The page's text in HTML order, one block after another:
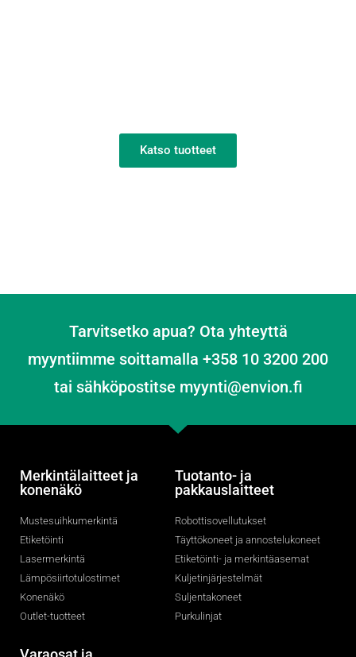
Katso tuotteet
Tarvitsetko apua? Ota yhteyttä
myyntiimme soittamalla +358 10 3200 200
tai sähköpostitse myynti@envion.fi
Merkintälaitteet ja
konenäkö
Mustesuihkumerkintä
Etiketöinti
Lasermerkintä
Lämpösiirtotulostimet
Konenäkö
Outlet-tuotteet
Tuotanto- ja
pakkauslaitteet
Robottisovellutukset
Täyttökoneet ja annostelukoneet
Etiketöinti- ja merkintäasemat
Kuljetinjärjestelmät
Suljentakoneet
Purkulinjat